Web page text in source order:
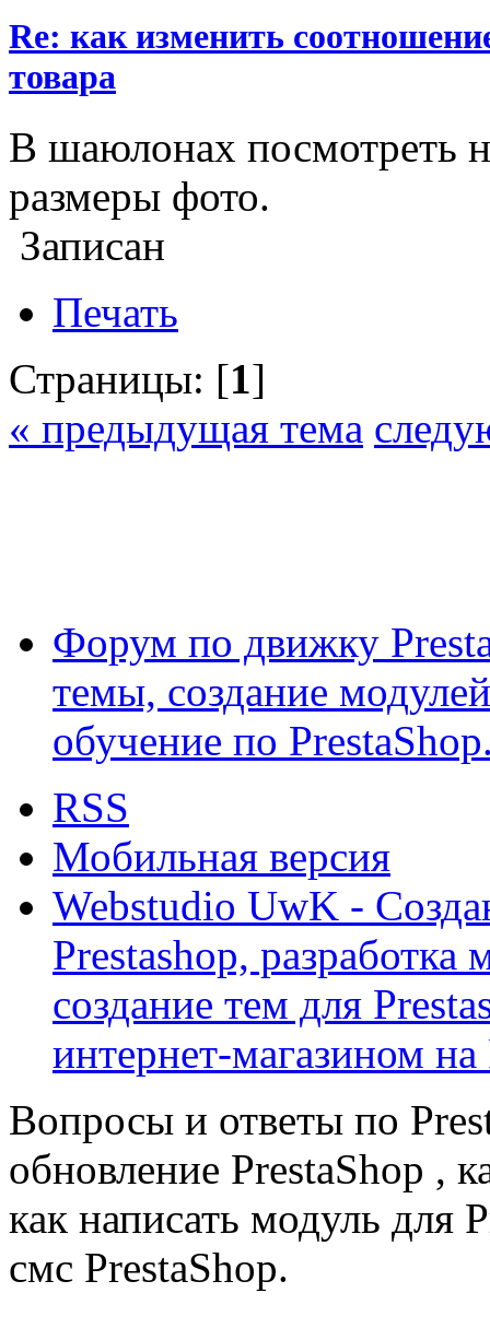
Re: как изменить
товара
В шаюлонах посмотреть
размеры фото.
Записан
Печать
Страницы: [1]
« предыдущая тема
Форум по движку
темы, создание
обучение по
RSS
Мобильная версия
Webstudio UwK -
Prestashop, разработка
создание тем для
интернет-магазином на
Вопросы и ответы по
обновление PrestaShop ,
как написать модуль для
смс PrestaShop.